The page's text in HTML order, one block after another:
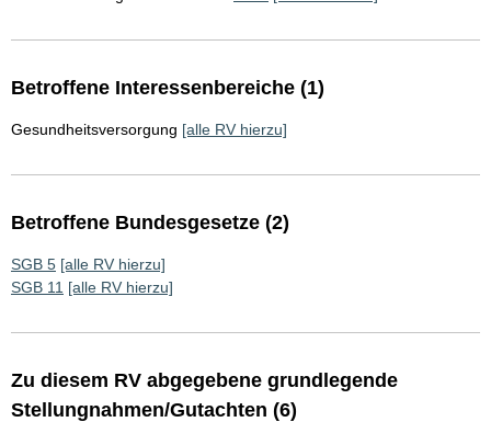
Betroffene Interessenbereiche (1)
Gesundheitsversorgung [alle RV hierzu]
Betroffene Bundesgesetze (2)
SGB 5 [alle RV hierzu]
SGB 11 [alle RV hierzu]
Zu diesem RV abgegebene grundlegende
Stellungnahmen/Gutachten (6)